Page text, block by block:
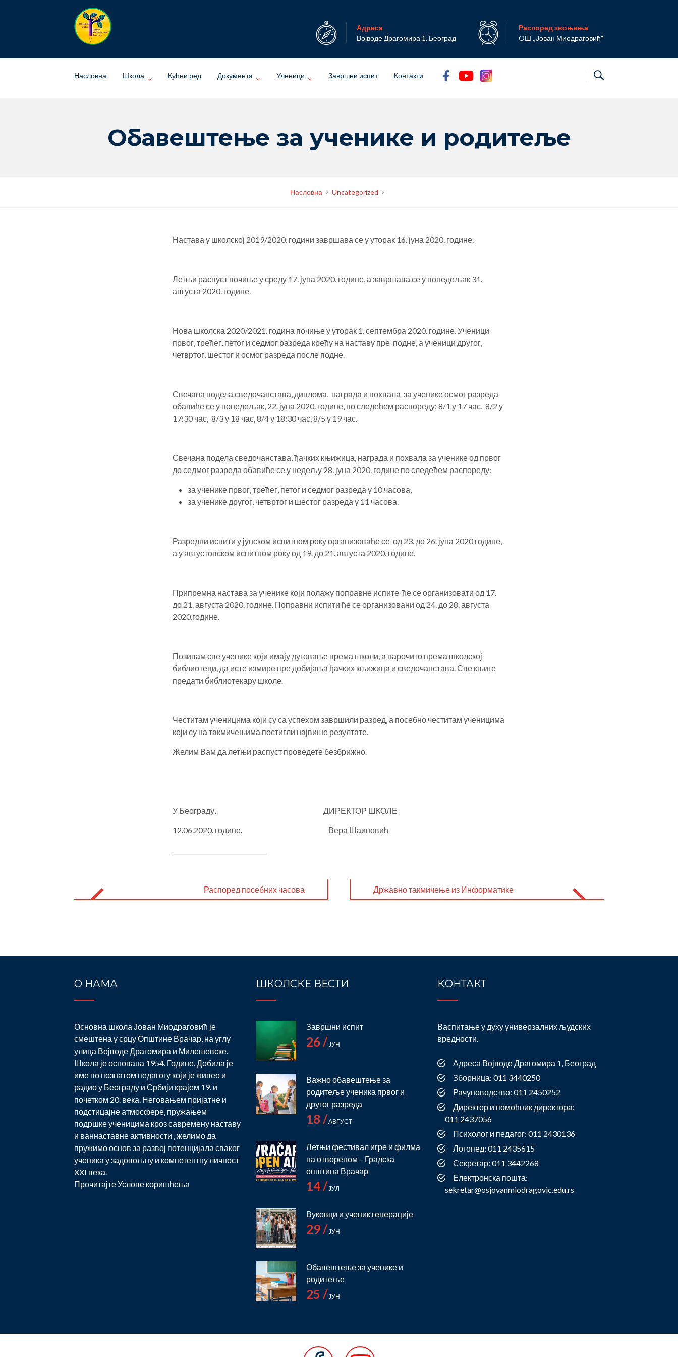
Адреса
Војводе Драгомира 1, Београд
Распоред звоњења
OШ ,,Јован Миодраговић“
Насловна Школа Кућни ред Документа Ученици Завршни испит Контакти
Обавештење за ученике и родитеље
Насловна Uncategorized
Настава у школској 2019/2020. години завршава се у уторак 16. јуна 2020. године.
Летњи распуст почиње у среду 17. јуна 2020. године, а завршава се у понедељак 31.
августа 2020. године.
Нова школска 2020/2021. година почиње у уторак 1. септембра 2020. године. Ученици
првог, трећег, петог и седмог разреда крећу на наставу пре подне, а ученици другог,
четвртог, шестог и осмог разреда после подне.
Свечана подела сведочанстава, диплома, награда и похвала за ученике осмог разреда
обавиће се у понедељак, 22. јуна 2020. године, по следећем распореду: 8/1 у 17 час, 8/2 у
17:30 час, 8/3 у 18 час, 8/4 у 18:30 час, 8/5 у 19 час.
Свечана подела сведочанстава, ђачких књижица, награда и похвала за ученике од првог
до седмог разреда обавиће се у недељу 28. јуна 2020. године по следећем распореду:
за ученике првог, трећег, петог и седмог разреда у 10 часова,
за ученике другог, четвртог и шестог разреда у 11 часова.
Разредни испити у јунском испитном року организоваће се од 23. до 26. јуна 2020 године,
а у августовском испитном року од 19. до 21. августа 2020. године.
Припремна настава за ученике који полажу поправне испите ће се организовати од 17.
до 21. августа 2020. године. Поправни испити ће се организовани од 24. до 28. августа
2020.године.
Позивам све ученике који имају дуговање према школи, а нарочито према школској
библиотеци, да исте измире пре добијања ђачких књижица и сведочанстава. Све књиге
предати библиотекару школе.
Честитам ученицима који су са успехом завршили разред, а посебно честитам ученицима
који су на такмичењима постигли највише резултате.
Желим Вам да летњи распуст проведете безбрижно.
У Београду, ДИРЕКТОР ШКОЛЕ
12.06.2020. године. Вера Шаиновић
navigation
Распоред посебних часова Државно такмичење из Информатике
О НАМА
Основна школа Јован Миодраговић је
смештена у срцу Општине Врачар, на углу
улица Војводе Драгомира и Милешевске.
Школа је основана 1954. Године. Добила је
име по познатом педагогу који је живео и
радио у Београду и Србији крајем 19. и
почетком 20. века. Неговањем пријатне и
подстицајне атмосфере, пружањем
подршке ученицима кроз савремену наставу
и ваннаставне активности , желимо да
пружимо основ за развој потенцијала сваког
ученика у задовољну и компетентну личност
XXI века.
ПрочитајтеУслове коришћења
ШКОЛСКЕ ВЕСТИ
Завршни испит
26 /ЈУН
Важно обавештење за
родитеље ученика првог и
другог разреда
18 /АВГУСТ
Летњи фестивал игре и филма
на отвореном – Градска
општина Врачар
14 /ЈУЛ
Вуковци и ученик генерације
29 /ЈУН
Обавештење за ученике и
родитеље
25 /ЈУН
КОНТАКТ
Васпитање у духу универзалних људских
вредности.
Адреса Војводе Драгомира 1, Београд
Зборница: 011 3440250
Рачуноводство: 011 2450252
Директор и помоћник директора:
011 2437056
Психолог и педагог: 011 2430136
Логопед: 011 2435615
Секретар: 011 3442268
Електронска пошта:
sekretar@osjovanmiodragovic.edu.rs